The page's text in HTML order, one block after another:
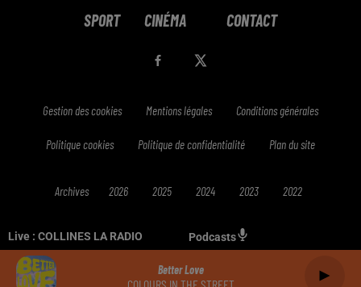
Live : COLLINES LA RADIO Podcasts
Better Love
COLOURS IN THE STREET
SPORT CINÉMA CONTACT
Gestion des cookies Mentions légales Conditions générales
Politique cookies Politique de confidentialité Plan du site
Archives 2026 2025 2024 2023 2022